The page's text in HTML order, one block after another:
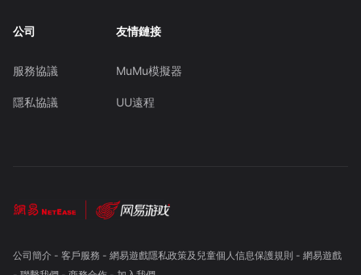
公司
服務協議
隱私協議
友情鏈接
MuMu模擬器
UU遠程
公司簡介- 客戶服務 - 網易遊戲隱私政策及兒童個人信息保護規則 - 網易遊戲